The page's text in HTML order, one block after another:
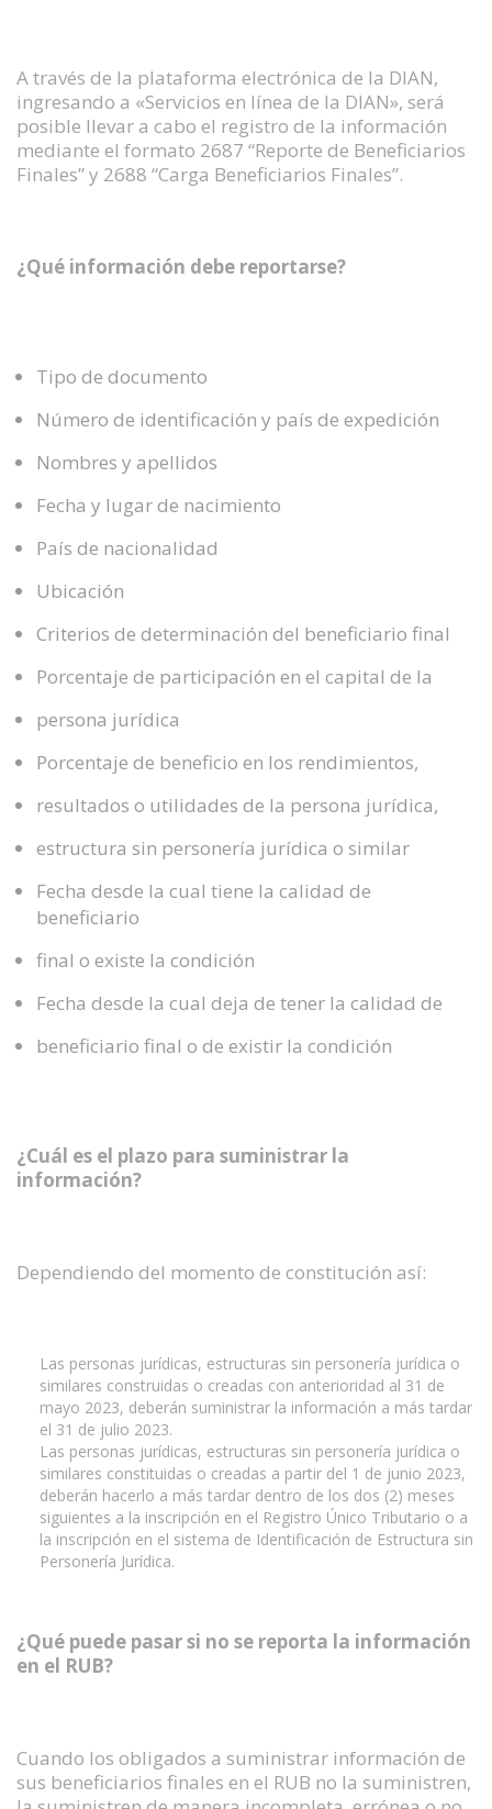
A través de la plataforma electrónica de la DIAN,
ingresando a «Servicios en línea de la DIAN», será
posible llevar a cabo el registro de la información
mediante el formato 2687 “Reporte de Beneficiarios
Finales” y 2688 “Carga Beneficiarios Finales”.
¿Qué información debe reportarse?
Tipo de documento
Número de identificación y país de expedición
Nombres y apellidos
Fecha y lugar de nacimiento
País de nacionalidad
Ubicación
Criterios de determinación del beneficiario final
Porcentaje de participación en el capital de la
persona jurídica
Porcentaje de beneficio en los rendimientos,
resultados o utilidades de la persona jurídica,
estructura sin personería jurídica o similar
Fecha desde la cual tiene la calidad de
beneficiario
final o existe la condición
Fecha desde la cual deja de tener la calidad de
beneficiario final o de existir la condición
¿Cuál es el plazo para suministrar la
información?
Dependiendo del momento de constitución así:
Las personas jurídicas, estructuras sin personería jurídica o
similares construidas o creadas con anterioridad al 31 de
mayo 2023, deberán suministrar la información a más tardar
el 31 de julio 2023.
Las personas jurídicas, estructuras sin personería jurídica o
similares constituidas o creadas a partir del 1 de junio 2023,
deberán hacerlo a más tardar dentro de los dos (2) meses
siguientes a la inscripción en el Registro Único Tributario o a
la inscripción en el sistema de Identificación de Estructura sin
Personería Jurídica.
¿Qué puede pasar si no se reporta la información
en el RUB?
Cuando los obligados a suministrar información de
sus beneficiarios finales en el RUB no la suministren,